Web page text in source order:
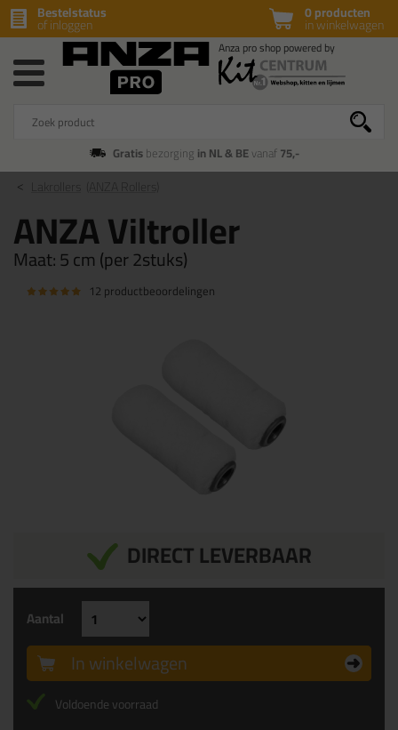
0 producten
in winkelwagen
Bestelstatus
of inloggen
Gratisbezorging in NL & BEvanaf75,-
ANZA Viltroller
Maat:5 cm (per 2stuks)
12 productbeoordelingen
DIRECT LEVERBAAR
Aantal
In winkelwagen
Voldoende voorraad